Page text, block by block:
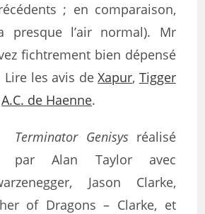
; en comparaison,
presque l’air normal). Mr
fichtrement bien dépensé
les avis deXapur, Tigger
A.C. de Haenne.
Terminator Genisys réalisé
par Alan Taylor avec
Jason Clarke,
of Dragons – Clarke, et